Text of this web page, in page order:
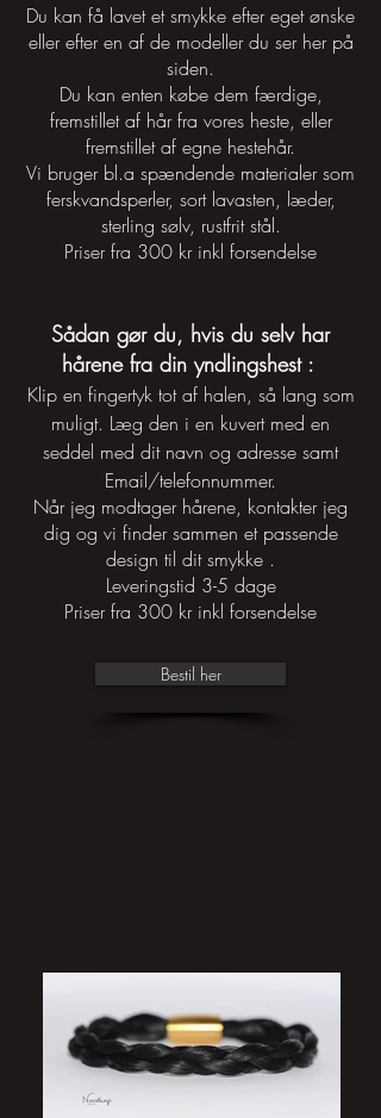
Du kan få lavet et smykke efter eget ønske
eller efter en af de modeller du ser her på
siden.
Du kan enten købe dem færdige,
fremstillet af hår fra vores heste, eller
fremstillet af egne hestehår.
Vi bruger bl.a spændende materialer som
ferskvandsperler, sort lavasten, læder,
sterling sølv, rustfrit stål.
Priser fra 300 kr inkl forsendelse
Sådan gør du, hvis du selv har
hårene fra din yndlingshest :
Klip en fingertyk tot af halen, så lang som
muligt. Læg den i en kuvert med en
seddel med dit navn og adresse samt
Email/telefonnummer.
Når jeg modtager hårene, kontakter jeg
dig og vi finder sammen et passende
design til dit smykke .
Leveringstid 3-5 dage
Priser fra 300 kr inkl forsendelse
Bestil her